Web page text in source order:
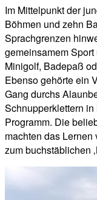
Im Mittelpunkt der
Böhmen und zehn
Sprachgrenzen
gemeinsamem
Minigolf, Badepaß
Ebenso gehörte ein
Gang durchs
Schnupperklettern
Programm. Die
machten das
zum buchstäblichen